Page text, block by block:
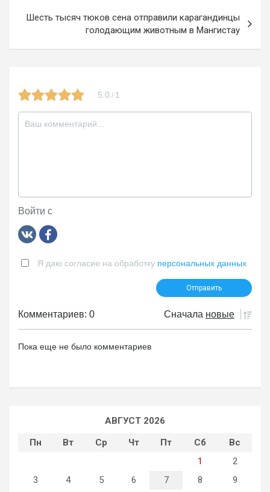
ni
ki
Шесть тысяч тюков сена отправили карагандинцы
голодающим животным в Мангистау
5.0 / 1
Войти с
Я даю согласие на обработку персональных данных
Комментариев: 0 Сначала новые
Пока еще не было комментариев
АВГУСТ 2026
Пн
Вт Ср Чт Пт Сб
Вс
1
2
3
4 5 6 7 8 9